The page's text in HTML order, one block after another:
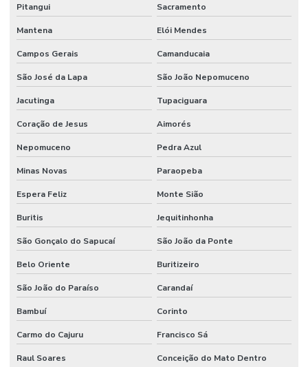
Pitangui Sacramento
Mantena Elói Mendes
Campos Gerais Camanducaia
São José da Lapa São João Nepomuceno
Jacutinga Tupaciguara
Coração de Jesus Aimorés
Nepomuceno Pedra Azul
Minas Novas Paraopeba
Espera Feliz Monte Sião
Buritis Jequitinhonha
São Gonçalo do Sapucaí São João da Ponte
Belo Oriente Buritizeiro
São João do Paraíso Carandaí
Bambuí Corinto
Carmo do Cajuru Francisco Sá
Raul Soares Conceição do Mato Dentro